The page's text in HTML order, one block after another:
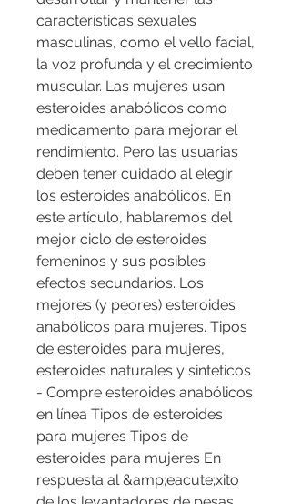
características sexuales
masculinas, como el vello facial,
la voz profunda y el crecimiento
muscular. Las mujeres usan
esteroides anabólicos como
medicamento para mejorar el
rendimiento. Pero las usuarias
deben tener cuidado al elegir
los esteroides anabólicos. En
este artículo, hablaremos del
mejor ciclo de esteroides
femeninos y sus posibles
efectos secundarios. Los
mejores (y peores) esteroides
anabólicos para mujeres. Tipos
de esteroides para mujeres,
esteroides naturales y sinteticos
- Compre esteroides anabólicos
en línea Tipos de esteroides
para mujeres Tipos de
esteroides para mujeres En
respuesta al &amp;eacute;xito